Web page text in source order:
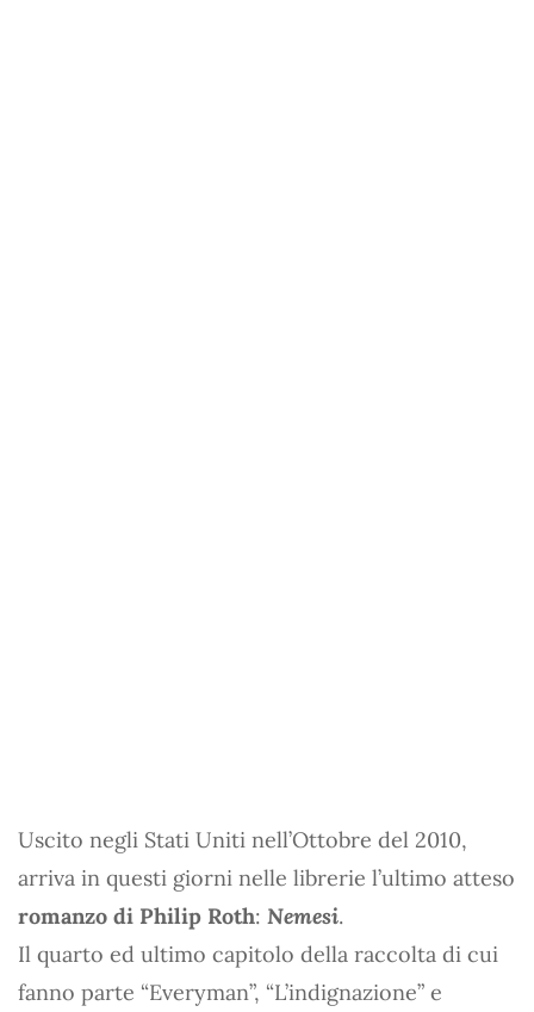
Uscito negli Stati Uniti nell’Ottobre del 2010,
arriva in questi giorni nelle librerie l’ultimo atteso
romanzo di Philip Roth: Nemesi.
Il quarto ed ultimo capitolo della raccolta di cui
fanno parte “Everyman”, “L’indignazione” e